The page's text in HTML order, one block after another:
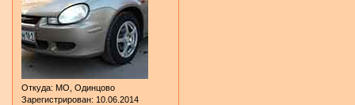
Откуда: МО, Одинцово
Зарегистрирован: 10.06.2014